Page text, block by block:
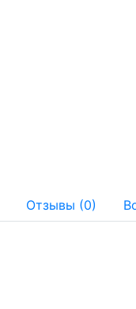
Отзывы (0)